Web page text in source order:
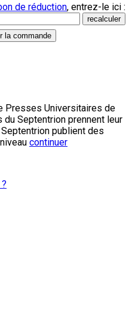
de réduction, entrez-le ici :
la commande
Presses Universitaires de
Septentrion prennent leur
publient des
continuer